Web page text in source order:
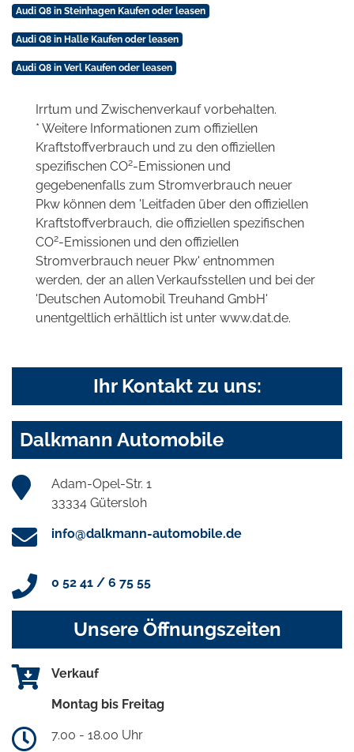
Audi Q8 in Steinhagen Kaufen oder leasen
Audi Q8 in Halle Kaufen oder leasen
Audi Q8 in Verl Kaufen oder leasen
Irrtum und Zwischenverkauf vorbehalten.
* Weitere Informationen zum offiziellen
Kraftstoffverbrauch und zu den offiziellen
spezifischen CO2-Emissionen und
gegebenenfalls zum Stromverbrauch neuer
Pkw können dem 'Leitfaden über den offiziellen
Kraftstoffverbrauch, die offiziellen spezifischen
CO2-Emissionen und den offiziellen
Stromverbrauch neuer Pkw' entnommen
werden, der an allen Verkaufsstellen und bei der
'Deutschen Automobil Treuhand GmbH'
unentgeltlich erhältlich ist unter www.dat.de.
Ihr Kontakt zu uns:
Dalkmann Automobile
Adam-Opel-Str. 1
33334 Gütersloh
info@dalkmann-automobile.de
0 52 41 / 6 75 55
Unsere Öffnungszeiten
Verkauf
Montag bis Freitag
7.00 - 18.00 Uhr